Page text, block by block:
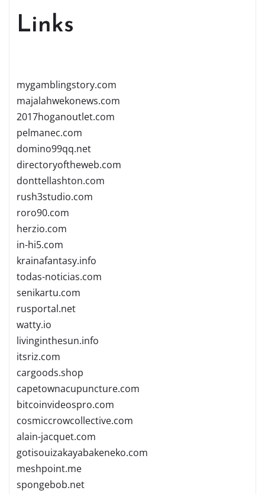
Links
mygamblingstory.com
majalahwekonews.com
2017hoganoutlet.com
pelmanec.com
domino99qq.net
directoryoftheweb.com
donttellashton.com
rush3studio.com
roro90.com
herzio.com
in-hi5.com
krainafantasy.info
todas-noticias.com
senikartu.com
rusportal.net
watty.io
livinginthesun.info
itsriz.com
cargoods.shop
capetownacupuncture.com
bitcoinvideospro.com
cosmiccrowcollective.com
alain-jacquet.com
gotisouizakayabakeneko.com
meshpoint.me
spongebob.net